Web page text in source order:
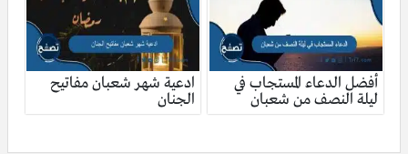
أفضل الدعاء المستجاب في
ليلة النصف من شعبان
ادعية شهر شعبان مفاتيح
الجنان